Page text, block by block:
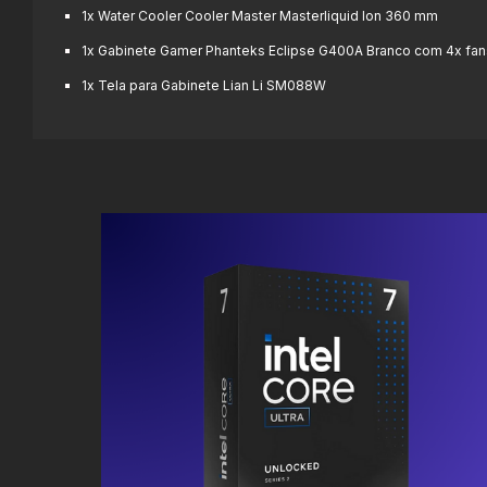
1x Water Cooler Cooler Master Masterliquid Ion 360 mm
1x Gabinete Gamer Phanteks Eclipse G400A Branco com 4x
1x Tela para Gabinete Lian Li SM088W